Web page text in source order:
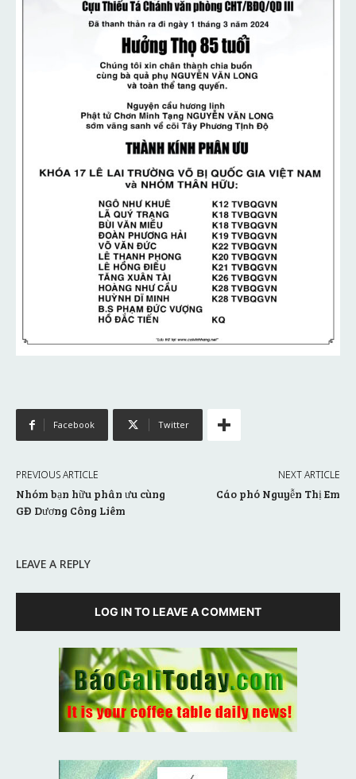
Facebook Twitter
PREVIOUS ARTICLE
Nhóm bạn hữu phân ưu cùng
GĐ Dương Công Liêm
NEXT ARTICLE
Cáo phó Nguyễn Thị Em
LEAVE A REPLY
LOG IN TO LEAVE A COMMENT